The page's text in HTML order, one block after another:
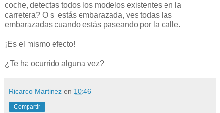
coche, detectas todos los modelos existentes en la
carretera? O si estás embarazada, ves todas las
embarazadas cuando estás paseando por la calle.
¡Es el mismo efecto!
¿Te ha ocurrido alguna vez?
Ricardo Martinez en 10:46
Compartir